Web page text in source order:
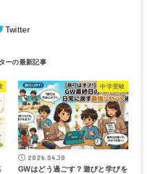
Twitter
中学受験
2026.04.30
GWはどう過ごす？遊びと学びを